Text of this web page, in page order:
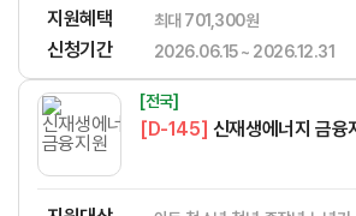
지원혜택 최대 701,300원
신청기간 2026.06.15 ~ 2026.12.31
[전국]
[D-145] 신재생에너지 금융